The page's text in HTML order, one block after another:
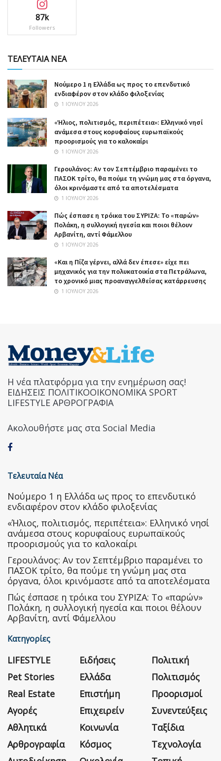
87k
Followers
ΤΕΛΕΥΤΑΙΑ ΝΕΑ
Nούμερο 1 η Ελλάδα ως προς το επενδυτικό
ενδιαφέρον στον κλάδο φιλοξενίας
1 ΙΟΥΛΊΟΥ 2026
«Ήλιος, πολιτισμός, περιπέτεια»: Ελληνικό νησί
ανάμεσα στους κορυφαίους ευρωπαϊκούς
προορισμούς για το καλοκαίρι
1 ΙΟΥΛΊΟΥ 2026
Γερουλάνος: Αν τον Σεπτέμβριο παραμένει το
ΠΑΣΟΚ τρίτο, θα πούμε τη γνώμη μας στα όργανα,
όλοι κρινόμαστε από τα αποτελέσματα
1 ΙΟΥΛΊΟΥ 2026
Πώς έσπασε η τρόικα του ΣΥΡΙΖΑ: Το «παρών»
Πολάκη, η συλλογική ηγεσία και ποιοι θέλουν
Αρβανίτη, αντί Φάμελλου
1 ΙΟΥΛΊΟΥ 2026
«Και η Πίζα γέρνει, αλλά δεν έπεσε» είχε πει
μηχανικός για την πολυκατοικία στα Πετράλωνα,
το χρονικό μιας προαναγγελθείσας κατάρρευσης
1 ΙΟΥΛΊΟΥ 2026
Η νέα πλατφόρμα για την ενημέρωση σας!
ΕΙΔΗΣΕΙΣ ΠΟΛΙΤΙΚΟΟΙΚΟΝΟΜΙΚΑ SPORT
LIFESTYLE ΑΡΘΡΟΓΡΑΦΙΑ
Ακολουθήστε μας στα Social Media
Τελευταία Νέα
Nούμερο 1 η Ελλάδα ως προς το επενδυτικό
ενδιαφέρον στον κλάδο φιλοξενίας
«Ήλιος, πολιτισμός, περιπέτεια»: Ελληνικό νησί
ανάμεσα στους κορυφαίους ευρωπαϊκούς
προορισμούς για το καλοκαίρι
Γερουλάνος: Αν τον Σεπτέμβριο παραμένει το
ΠΑΣΟΚ τρίτο, θα πούμε τη γνώμη μας στα
όργανα, όλοι κρινόμαστε από τα αποτελέσματα
Πώς έσπασε η τρόικα του ΣΥΡΙΖΑ: Το «παρών»
Πολάκη, η συλλογική ηγεσία και ποιοι θέλουν
Αρβανίτη, αντί Φάμελλου
Κατηγορίες
LIFESTYLE
Pet Stories
Real Estate
Αγορές
Αθλητικά
Αρθρογραφία
Ειδήσεις
Ελλάδα
Επιστήμη
Επιχειρείν
Κοινωνία
Κόσμος
Πολιτική
Πολιτισμός
Προορισμοί
Συνεντεύξεις
Ταξίδια
Τεχνολογία